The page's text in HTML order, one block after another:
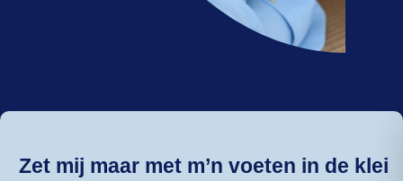
Zet mij maar met m’n voeten in de klei